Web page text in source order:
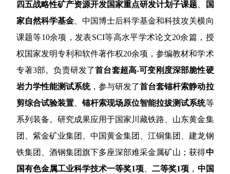
四五战略性矿产资源开发国家重点研发计划子课题、
国
家自然科学基金、中国博士后科学基金和科技攻关横向
课题等10余项，发表SCI等高水平学术论文20余篇，授
权国家发明专利和软件著作权20余项，参编教材和学术
专著3部。负责研发了首台套超高-可变刚度深部脆性硬
岩力学性能测试系统，参与研发了首台套锚杆索静动拉
剪综合试验装置、 锚杆索现场原位智能拉拔测试系统等
系列装备。研究成果应用于国家川藏铁路、山东黄金集
团、紫金矿业集团、中国黄金集团、江铜集团、建龙钢
铁集团、酒钢集团旗下多座深部难采金属矿山；获得中
国有色金属工业科学技术一等奖1项、二等奖1项 ， 中国